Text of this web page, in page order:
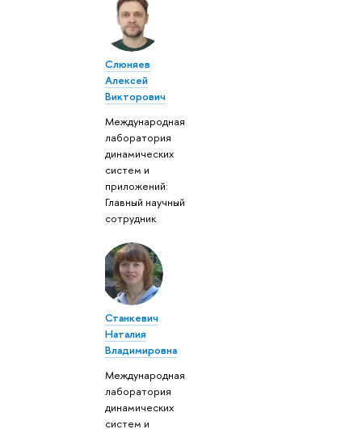
Слюняев
Алексей
Викторович
Международная
лаборатория
динамических
систем и
приложений:
Главный научный
сотрудник
Станкевич
Наталия
Владимировна
Международная
лаборатория
динамических
систем и